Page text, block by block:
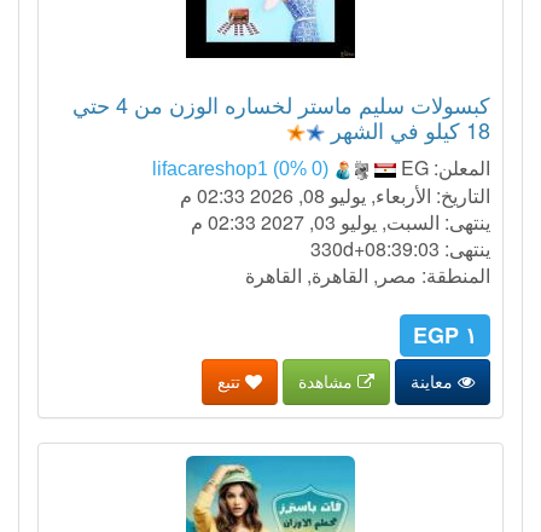
كبسولات سليم ماستر لخساره الوزن من 4 حتي
18 كيلو في الشهر
المعلن: lifacareshop1 (0% 0)
EG
التاريخ: الأربعاء, يوليو 08, 2026 02:33 م
ينتهى: السبت, يوليو 03, 2027 02:33 م
ينتهى: 330d+08:39:02
المنطقة: مصر, القاهرة, القاهرة
١ EGP
معاينة مشاهدة تتبع